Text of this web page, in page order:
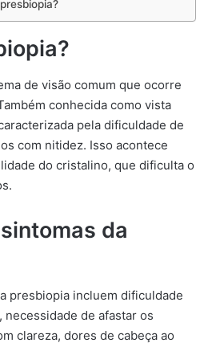
de visão comum que ocorre
conhecida como vista
pela dificuldade de
com nitidez. Isso acontece
do cristalino, que dificulta o
da
presbiopia incluem dificuldade
de afastar os
clareza, dores de cabeça ao